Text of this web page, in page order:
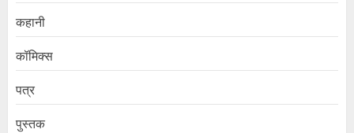
कहानी
कॉमिक्स
पत्र
पुस्तक